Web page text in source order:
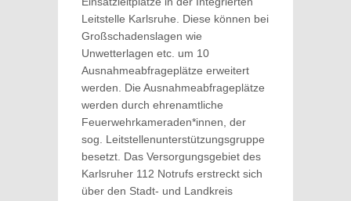
Leitstelle Karlsruhe. Diese können bei
Großschadenslagen wie
Unwetterlagen etc. um 10
Ausnahmeabfrageplätze erweitert
werden. Die Ausnahmeabfrageplätze
werden durch ehrenamtliche
Feuerwehrkameraden*innen, der
sog. Leitstellenunterstützungsgruppe
besetzt. Das Versorgungsgebiet des
Karlsruher 112 Notrufs erstreckt sich
über den Stadt- und Landkreis